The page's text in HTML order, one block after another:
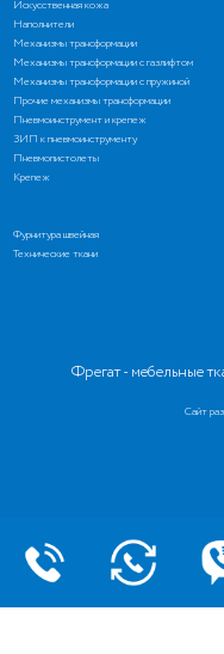
Искусственная кожа
Наполнители
Механизмы трансформации
Механизмы трансформации с газлифтом
Механизмы трансформации с пружиной
Прочие механизмы трансформации
Пневмоинструмент и крепеж
ЗИП к пневмоинструменту
Пневмопистолеты
Крепеж
Фурнитура швейная
Технические ткани
Фрегат - мебельные
Сайт